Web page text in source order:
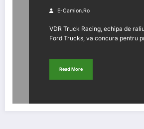
E-Camion.ro
VDR Truck Racing, echipa de
Ford Trucks, va concura pentru
Read More